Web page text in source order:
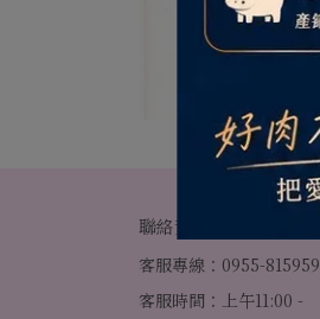
聯絡資訊
客服專線：0955-815959
客服時間：上午11:00 -